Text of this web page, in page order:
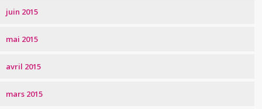
juin 2015
mai 2015
avril 2015
mars 2015